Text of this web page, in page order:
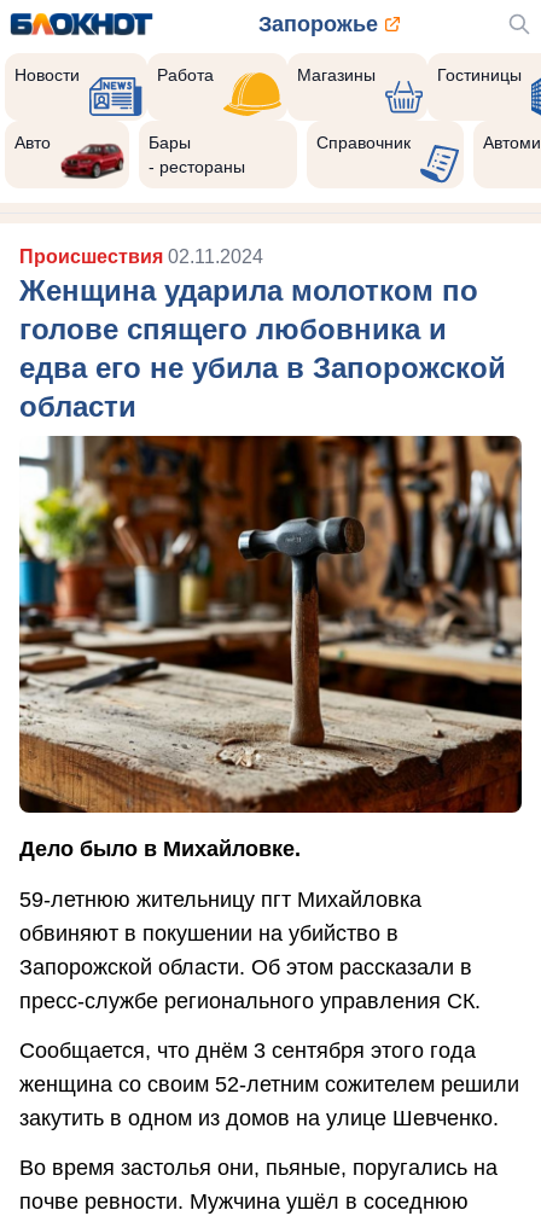
Запорожье
Новости Работа Магазины Гостиницы
Авто
Бары
- рестораны
Справочник
Происшествия 02.11.2024
Женщина ударила молотком по
голове спящего любовника и
едва его не убила в Запорожской
области
Дело было в Михайловке.
59-летнюю жительницу пгт Михайловка
обвиняют в покушении на убийство в
Запорожской области. Об этом рассказали в
пресс-службе регионального управления СК.
Сообщается, что днём 3 сентября этого года
женщина со своим 52-летним сожителем решили
закутить в одном из домов на улице Шевченко.
Во время застолья они, пьяные, поругались на
почве ревности. Мужчина ушёл в соседнюю